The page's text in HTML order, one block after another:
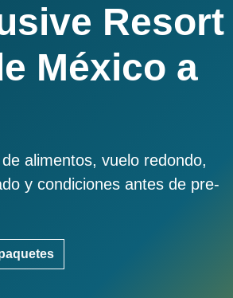
Resort
México a
alimentos, vuelo redondo,
y condiciones antes de pre-